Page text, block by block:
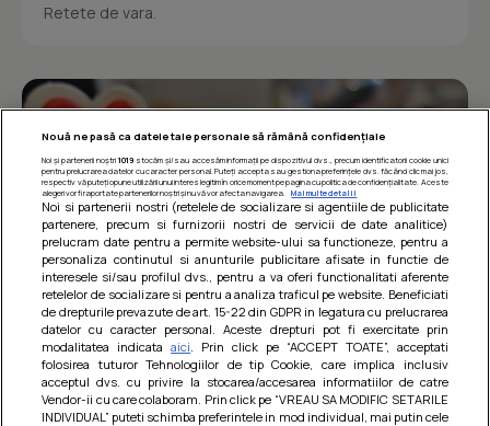
Retete de vara.
Barcute din vinete cu arpagic rosu
Un deliciu usor de preparat!
Nouă ne pasă ca datele tale personale să rămână confidențiale
Noi și partenerii noștri 1019stocăm și/sau accesăm informații pe dispozitivul dvs., precum identificatorii cookie unici
pentru prelucrarea datelor cu caracter personal. Puteți accepta sau gestiona preferințele dvs. făcând clic mai jos,
respectiv vă puteți opune utilizării unui interes legitim în orice moment pe pagina cu politica de confidențialitate. Aceste
alegeri vor fi raportate partenerilor noștri și nu vă vor afecta navigarea.
Mai multe detalii
Noi si partenerii nostri (retelele de socializare si agentiile de publicitate
partenere, precum si furnizorii nostri de servicii de date analitice)
prelucram date pentru a permite website-ului sa functioneze, pentru a
personaliza continutul si anunturile publicitare afisate in functie de
interesele si/sau profilul dvs., pentru a va oferi functionalitati aferente
retelelor de socializare si pentru a analiza traficul pe website. Beneficiati
de drepturile prevazute de art. 15-22 din GDPR in legatura cu prelucrarea
datelor cu caracter personal. Aceste drepturi pot fi exercitate prin
modalitatea indicataaici . Prin click pe “ACCEPT TOATE”, acceptati
folosirea tuturor Tehnologiilor de tip Cookie, care implica inclusiv
acceptul dvs. cu privire la stocarea/accesarea informatiilor de catre
Vendor-ii cu care colaboram. Prin click pe “VREAU SA MODIFIC SETARILE
INDIVIDUAL” puteti schimba preferintele in mod individual, mai putin cele